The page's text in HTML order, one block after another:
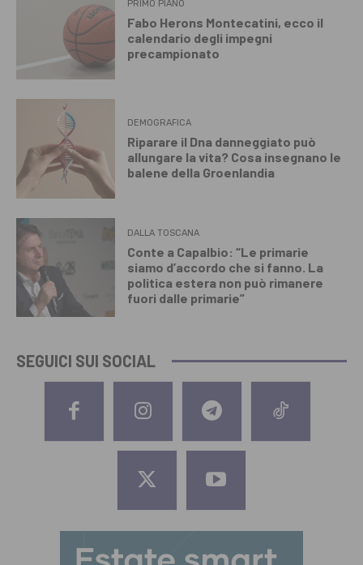
PRIMO PIANO
Fabo Herons Montecatini, ecco il
calendario degli impegni
precampionato
DEMOGRAFICA
Riparare il Dna danneggiato può
allungare la vita? Cosa insegnano le
balene della Groenlandia
DALLA TOSCANA
Conte a Capalbio: “Le primarie
siamo d’accordo che si fanno. La
politica estera non può rimanere
fuori dalle primarie”
SEGUICI SUI SOCIAL